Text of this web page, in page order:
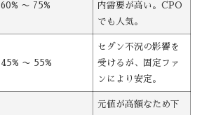
60% 〜 75%
内需要が高い。CPO
でも人気。
45% 〜 55%
セダン不況の影響を
受けるが、固定ファ
ンにより安定。
元値が高額なため下